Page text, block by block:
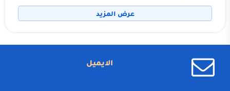
عرض المزيد
الايميل